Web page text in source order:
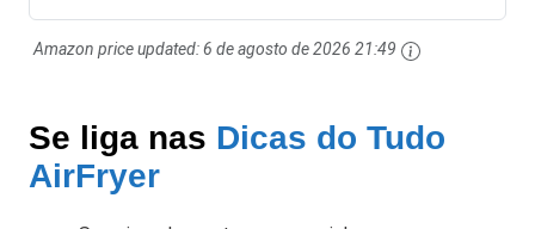
Amazon price updated:6 de agosto de 2026 21:49
Se liga nas Dicas do Tudo
AirFryer